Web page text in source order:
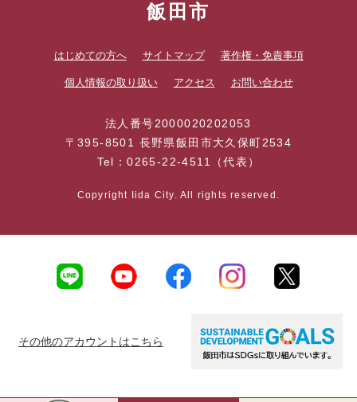
飯田市
はじめての方へ サイトマップ 著作権・免責事項
個人情報の取り扱い アクセス お問い合わせ
法人番号2000020202053
〒395-8501 長野県飯田市大久保町2534
Tel：0265-22-4511（代表）
Copyright Iida City. All rights reserved.
その他のアカウントはこちら